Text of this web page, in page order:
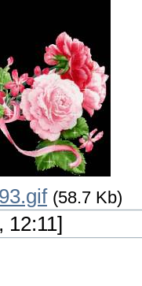
(58.7 Kb)
12:11]